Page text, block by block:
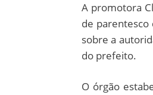
A promotora
de
sobre a
do prefeito.
O órgão